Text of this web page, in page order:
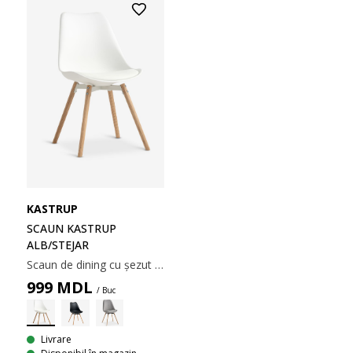
KASTRUP
SCAUN KASTRUP
ALB/STEJAR
Scaun de dining cu șezut turnat și pernă fixă din imitație de piele albă. Picioare din lemn masiv de stejar. Lemnul este lăcuit pentru durabilitate extinsă.
999 MDL / Buc
Livrare